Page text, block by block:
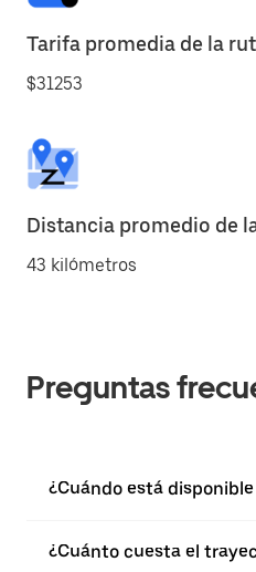
Tarifa promedia de la
$31253
Distancia promedio de
43 kilómetros
Preguntas
¿Cuándo está
¿Cuánto cuesta el